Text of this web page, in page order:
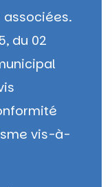
du 02
vis-à-